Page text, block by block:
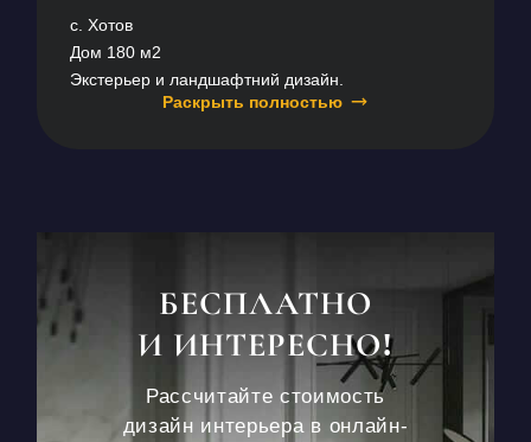
с. Хотов
Дом 180 м2
Экстерьер и ландшафтний дизайн.
Раскрыть полностью
БЕСПЛАТНО
И ИНТЕРЕСНО!
Рассчитайте стоимость
дизайн интерьера в онлайн-